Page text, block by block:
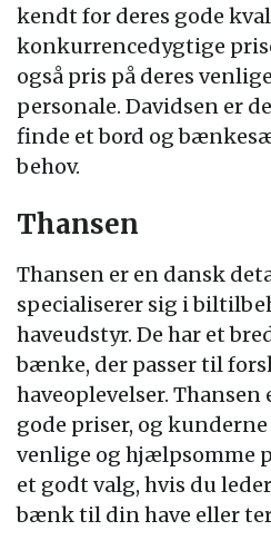
kendt for deres gode
konkurrencedygtige
også pris på deres
personale. Davidsen er
finde et bord og
behov.
Thansen
Thansen er en dansk
specialiserer sig i
haveudstyr. De har et
bænke, der passer til
haveoplevelser.
gode priser, og
venlige og hjælpsomme
et godt valg, hvis du
bænk til din have eller